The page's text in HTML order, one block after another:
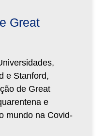
Great
e Stanford,
de Great
e
mundo na Covid-